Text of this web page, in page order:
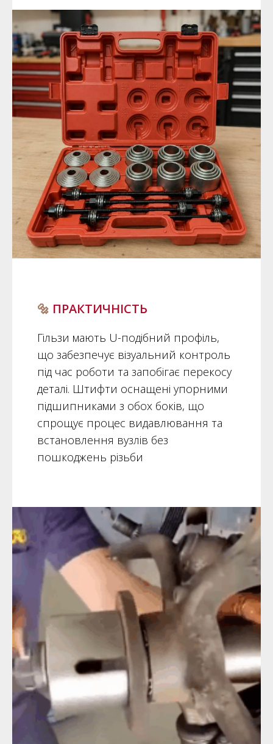
🔩 ПРАКТИЧНІСТЬ
Гільзи мають U-подібний профіль,
що забезпечує візуальний контроль
під час роботи та запобігає перекосу
деталі. Штифти оснащені упорними
підшипниками з обох боків, що
спрощує процес видавлювання та
встановлення вузлів без
пошкоджень різьби